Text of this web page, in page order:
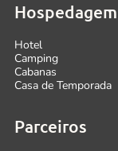
Hospedagem
Hotel
Camping
Cabanas
Casa de Temporada
Parceiros